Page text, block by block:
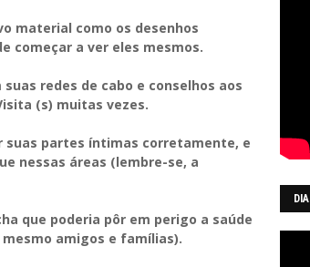
material como os desenhos
começar a ver eles mesmos.
redes de cabo e conselhos aos
(s) muitas vezes.
suas partes íntimas corretamente, e
nessas áreas (lembre-se, a
que poderia pôr em perigo a saúde
amigos e famílias).